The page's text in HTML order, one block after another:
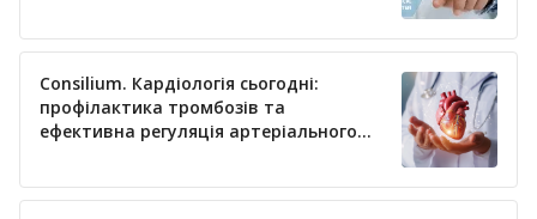
Consilium. Кардіологія сьогодні:
профілактика тромбозів та
ефективна регуляція артеріального